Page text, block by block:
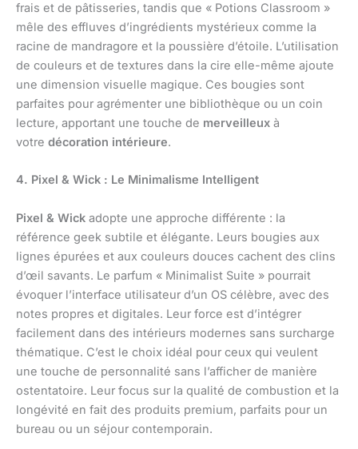
frais et de pâtisseries, tandis que « Potions Classroom »
mêle des effluves d’ingrédients mystérieux comme la
racine de mandragore et la poussière d’étoile. L’utilisation
de couleurs et de textures dans la cire elle-même ajoute
une dimension visuelle magique. Ces bougies sont
parfaites pour agrémenter une bibliothèque ou un coin
lecture, apportant une touche de merveilleux à
votre décoration intérieure.
4. Pixel & Wick : Le Minimalisme Intelligent
Pixel & Wick adopte une approche différente : la
référence geek subtile et élégante. Leurs bougies aux
lignes épurées et aux couleurs douces cachent des clins
d’œil savants. Le parfum « Minimalist Suite » pourrait
évoquer l’interface utilisateur d’un OS célèbre, avec des
notes propres et digitales. Leur force est d’intégrer
facilement dans des intérieurs modernes sans surcharge
thématique. C’est le choix idéal pour ceux qui veulent
une touche de personnalité sans l’afficher de manière
ostentatoire. Leur focus sur la qualité de combustion et la
longévité en fait des produits premium, parfaits pour un
bureau ou un séjour contemporain.